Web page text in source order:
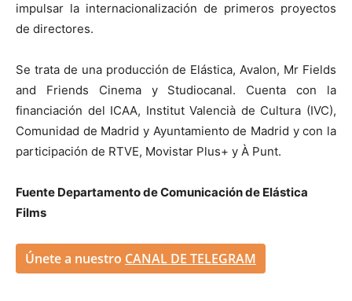
impulsar la internacionalización de primeros proyectos
de directores.
Se trata de una producción de Elástica, Avalon, Mr Fields
and Friends Cinema y Studiocanal. Cuenta con la
financiación del ICAA, Institut Valencià de Cultura (IVC),
Comunidad de Madrid y Ayuntamiento de Madrid y con la
participación de RTVE, Movistar Plus+ y À Punt.
Fuente Departamento de Comunicación de Elástica
Films
Únete a nuestro CANAL DE TELEGRAM